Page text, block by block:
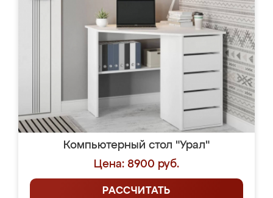
Компьютерный стол "Урал"
Цена: 8900 руб.
РАССЧИТАТЬ